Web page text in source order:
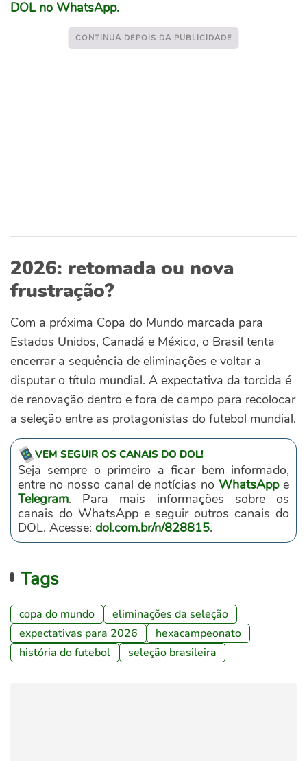
DOL no WhatsApp.
2026: retomada ou nova
frustração?
Com a próxima Copa do Mundo marcada para
Estados Unidos, Canadá e México, o Brasil tenta
encerrar a sequência de eliminações e voltar a
disputar o título mundial. A expectativa da torcida é
de renovação dentro e fora de campo para recolocar
a seleção entre as protagonistas do futebol mundial.
VEM SEGUIR OS CANAIS DO DOL!
Seja sempre o primeiro a ficar bem informado,
entre no nosso canal de notícias noWhatsAppe
Telegram. Para mais informações sobre os
canais do WhatsApp e seguir outros canais do
DOL. Acesse: dol.com.br/n/828815.
Tags
copa do mundo
eliminações da seleção
expectativas para 2026
hexacampeonato
história do futebol
seleção brasileira